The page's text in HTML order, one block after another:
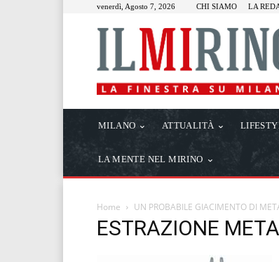
venerdì, Agosto 7, 2026 CHI SIAMO LA
MILANO ATTUALITÀ
LA MENTE NEL MIRINO
Home UN PROBABILE GIACIMENTO DI
ESTRAZIONE